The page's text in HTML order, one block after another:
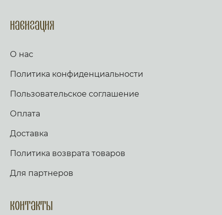
Навигация
О нас
Политика конфиденциальности
Пользовательское соглашение
Оплата
Доставка
Политика возврата товаров
Для партнеров
Контакты